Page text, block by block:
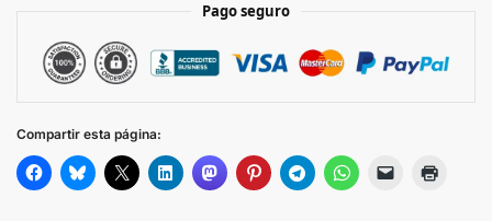
Pago seguro
Compartir esta página: